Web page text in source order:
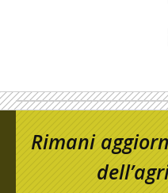
Rimani